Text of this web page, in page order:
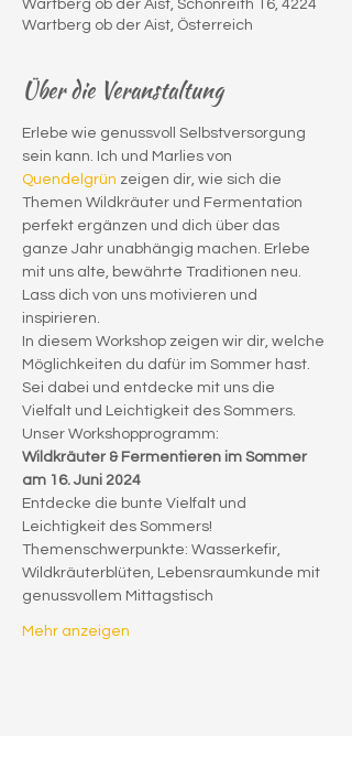
Wartberg ob der Aist, Schönreith 16, 4224
Wartberg ob der Aist, Österreich
Über die Veranstaltung
Erlebe wie genussvoll Selbstversorgung
sein kann. Ich und Marlies von
Quendelgrün zeigen dir, wie sich die
Themen Wildkräuter und Fermentation
perfekt ergänzen und dich über das
ganze Jahr unabhängig machen. Erlebe
mit uns alte, bewährte Traditionen neu.
Lass dich von uns motivieren und
inspirieren.
In diesem Workshop zeigen wir dir, welche
Möglichkeiten du dafür im Sommer hast.
Sei dabei und entdecke mit uns die
Vielfalt und Leichtigkeit des Sommers.
Unser Workshopprogramm:
Wildkräuter & Fermentieren im Sommer
am 16. Juni 2024
Entdecke die bunte Vielfalt und
Leichtigkeit des Sommers!
Themenschwerpunkte: Wasserkefir,
Wildkräuterblüten, Lebensraumkunde mit
genussvollem Mittagstisch
Mehr anzeigen